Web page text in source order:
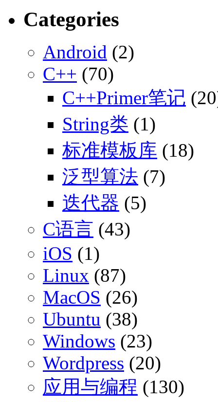
Categories
Android (2)
C++ (70)
C++Primer笔记
String类 (1)
标准模板库 (18)
泛型算法 (7)
迭代器 (5)
C语言 (43)
iOS (1)
Linux (87)
MacOS (26)
Ubuntu (38)
Windows (23)
Wordpress (20)
应用与编程 (130)